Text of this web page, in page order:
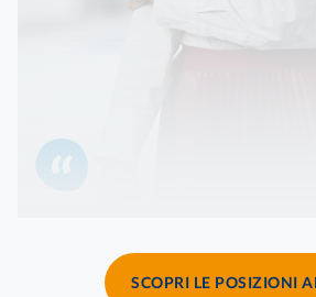
SCOPRI LE POSIZIONI